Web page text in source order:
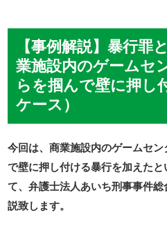
【事例解説】暴行罪
業施設内のゲームセ
らを掴んで壁に押し
ケース）
今回は、商業施設内のゲームセ
で壁に押し付ける暴行を加えた
て、弁護士法人あいち刑事事件
説致します。